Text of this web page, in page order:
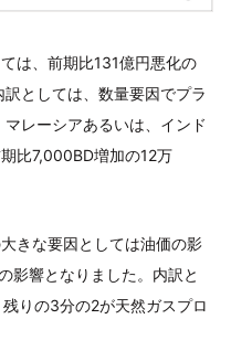
は、前期比131億円悪化の
としては、数量要因でプラ
レーシアあるいは、インド
比7,000BD増加の12万
きな要因としては油価の影
影響となりました。内訳と
りの3分の2が天然ガスプロ